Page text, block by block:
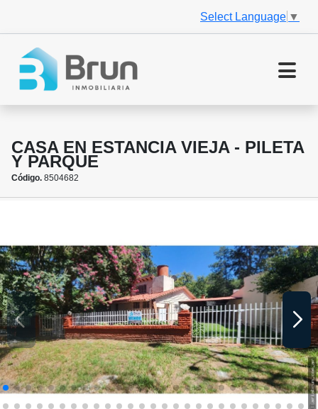
Select Language ▼
CASA EN ESTANCIA VIEJA - PILETA
Y PARQUE
Código. 8504682